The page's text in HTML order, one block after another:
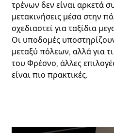
τρένων δεν είναι αρκετά
μετακινήσεις μέσα στην
σχεδιαστεί για ταξίδια
Οι υποδομές
μεταξύ πόλεων, αλλά για
του Φρέσνο, άλλες
είναι πιο πρακτικές.